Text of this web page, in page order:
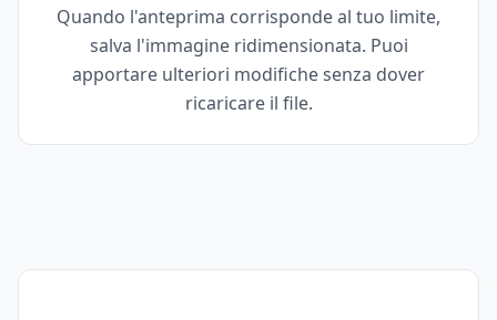
Quando l'anteprima corrisponde al tuo limite,
salva l'immagine ridimensionata. Puoi
apportare ulteriori modifiche senza dover
ricaricare il file.